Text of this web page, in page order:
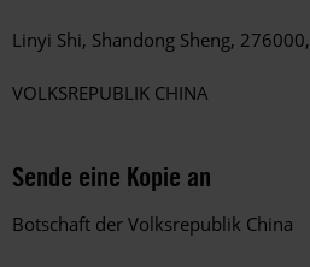
Linyi Shi, Shandong Sheng, 276000,
VOLKSREPUBLIK CHINA
Sende eine Kopie an
Botschaft der Volksrepublik China